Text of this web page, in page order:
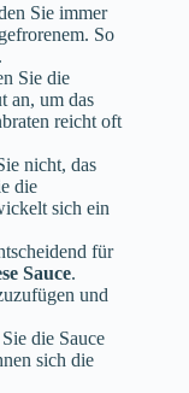
Sie immer
So
Sie die
an, um das
reicht oft
nicht, das
die
sich ein
für
Sauce.
und
die Sauce
sich die